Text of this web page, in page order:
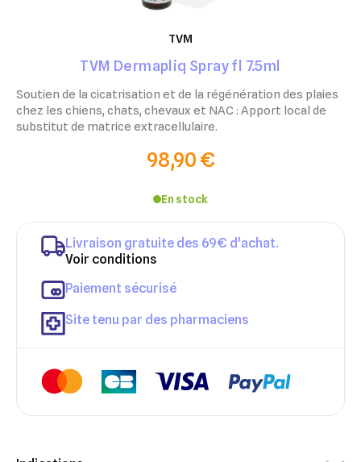
TVM
TVM Dermapliq Spray fl 7.5ml
Soutien de la cicatrisation et de la régénération des plaies
chez les chiens, chats, chevaux et NAC : Apport local de
substitut de matrice extracellulaire.
98,90 €
En stock
Livraison gratuite des 69€ d'achat.
Voir conditions
Paiement sécurisé
Site tenu par des pharmaciens